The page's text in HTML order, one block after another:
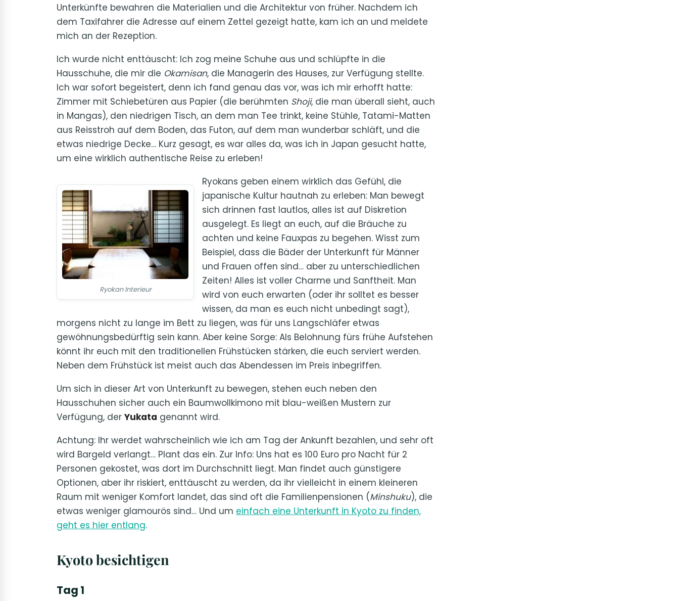
Unterkünfte bewahren die Materialien und die Architektur von früher. Nachdem ich
dem Taxifahrer die Adresse auf einem Zettel gezeigt hatte, kam ich an und meldete
mich an der Rezeption.
Ich wurde nicht enttäuscht: Ich zog meine Schuhe aus und schlüpfte in die
Hausschuhe, die mir die Okamisan, die Managerin des Hauses, zur Verfügung stellte.
Ich war sofort begeistert, denn ich fand genau das vor, was ich mir erhofft hatte:
Zimmer mit Schiebetüren aus Papier (die berühmten Shoji, die man überall sieht, auch
in Mangas), den niedrigen Tisch, an dem man Tee trinkt, keine Stühle, Tatami-Matten
aus Reisstroh auf dem Boden, das Futon, auf dem man wunderbar schläft, und die
etwas niedrige Decke… Kurz gesagt, es war alles da, was ich in Japan gesucht hatte,
um eine wirklich authentische Reise zu erleben!
Ryokan Interieur
Ryokans geben einem wirklich das Gefühl, die
japanische Kultur hautnah zu erleben: Man bewegt
sich drinnen fast lautlos, alles ist auf Diskretion
ausgelegt. Es liegt an euch, auf die Bräuche zu
achten und keine Fauxpas zu begehen. Wisst zum
Beispiel, dass die Bäder der Unterkunft für Männer
und Frauen offen sind… aber zu unterschiedlichen
Zeiten! Alles ist voller Charme und Sanftheit. Man
wird von euch erwarten (oder ihr solltet es besser
wissen, da man es euch nicht unbedingt sagt),
morgens nicht zu lange im Bett zu liegen, was für uns Langschläfer etwas
gewöhnungsbedürftig sein kann. Aber keine Sorge: Als Belohnung fürs frühe Aufstehen
könnt ihr euch mit den traditionellen Frühstücken stärken, die euch serviert werden.
Neben dem Frühstück ist meist auch das Abendessen im Preis inbegriffen.
Um sich in dieser Art von Unterkunft zu bewegen, stehen euch neben den
Hausschuhen sicher auch ein Baumwollkimono mit blau-weißen Mustern zur
Verfügung, der Yukata genannt wird.
Achtung: Ihr werdet wahrscheinlich wie ich am Tag der Ankunft bezahlen, und sehr oft
wird Bargeld verlangt… Plant das ein. Zur Info: Uns hat es 100 Euro pro Nacht für 2
Personen gekostet, was dort im Durchschnitt liegt. Man findet auch günstigere
Optionen, aber ihr riskiert, enttäuscht zu werden, da ihr vielleicht in einem kleineren
Raum mit weniger Komfort landet, das sind oft die Familienpensionen (Minshuku), die
etwas weniger glamourös sind… Und um einfach eine Unterkunft in Kyoto zu finden,
geht es hier entlang.
Kyoto besichtigen
Tag 1